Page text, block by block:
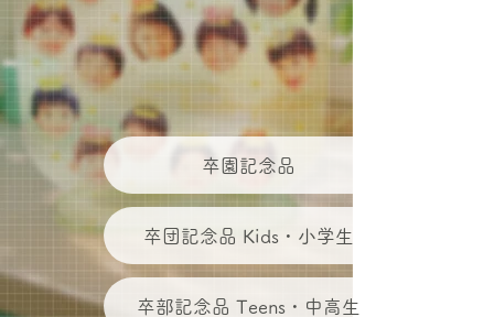
卒園記念品
卒団記念品 Kids・小学生
卒部記念品 Teens・中高生